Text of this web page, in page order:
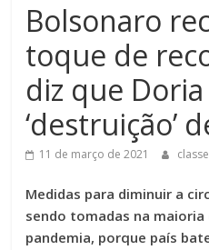
Bolsonaro
toque de
diz que
‘destruição’
11 de março de 2021
Medidas para diminuir a
sendo tomadas na
pandemia, porque país